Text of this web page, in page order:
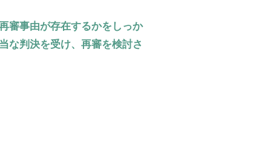
審事由が存在するかをしっか
な判決を受け、再審を検討さ